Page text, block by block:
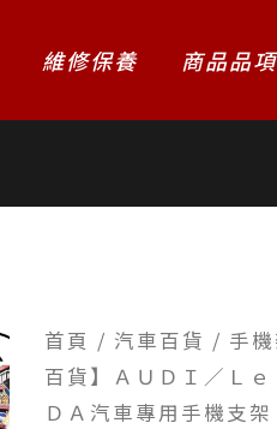
維修保養 商品品項
首頁 / 汽車百貨 / 手
百貨】ＡＵＤＩ／Ｌｅ
ＤＡ汽車專用手機支架